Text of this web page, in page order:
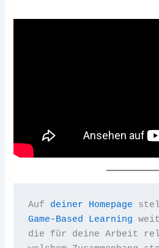
Auf deiner Homepage
Game-Based Learning
die für deine Arbeit